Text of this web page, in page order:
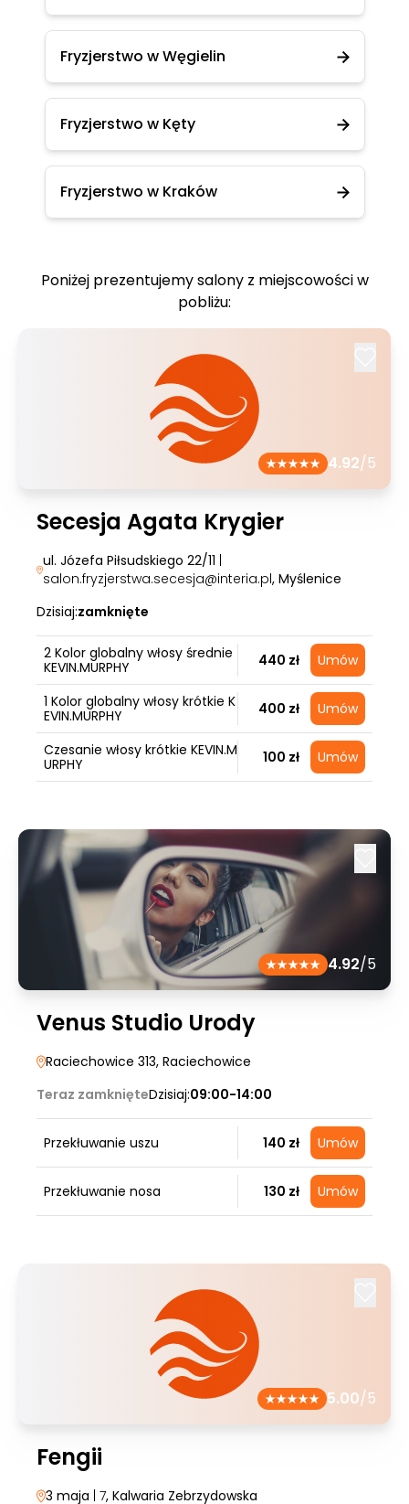
Fryzjerstwo w Węgielin
Fryzjerstwo w Kęty
Fryzjerstwo w Kraków
Poniżej prezentujemy salony z miejscowości w
pobliżu:
4.92/5
Secesja Agata Krygier
ul. Józefa Piłsudskiego 22/11
salon.fryzjerstwa.secesja@interia.pl, Myślenice
Dzisiaj:zamknięte
2 Kolor globalny włosy średnie
KEVIN.MURPHY
440 zł Umów
1 Kolor globalny włosy krótkie K
EVIN.MURPHY
400 zł Umów
Czesanie włosy krótkie KEVIN.M
URPHY
100 zł Umów
4.92/5
Venus Studio Urody
Raciechowice 313, Raciechowice
Teraz zamknięteDzisiaj:09:00-14:00
Przekłuwanie uszu 140 zł Umów
Przekłuwanie nosa 130 zł Umów
5.00/5
Fengii
3 maja | 7, Kalwaria Zebrzydowska